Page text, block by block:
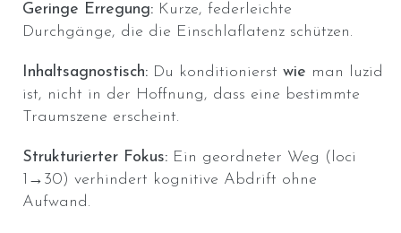
Geringe Erregung: Kurze, federleichte
Durchgänge, die die Einschlaflatenz schützen.
Inhaltsagnostisch: Du konditionierst wie man luzid
ist, nicht in der Hoffnung, dass eine bestimmte
Traumszene erscheint.
Strukturierter Fokus: Ein geordneter Weg (loci
1→30) verhindert kognitive Abdrift ohne
Aufwand.